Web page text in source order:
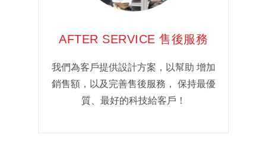
AFTER SERVICE 售後服務
我們為客戶提供設計方案，以幫助 增加
銷售額，以及完善售後服務， 保持最優
質、最好的科技給客戶！